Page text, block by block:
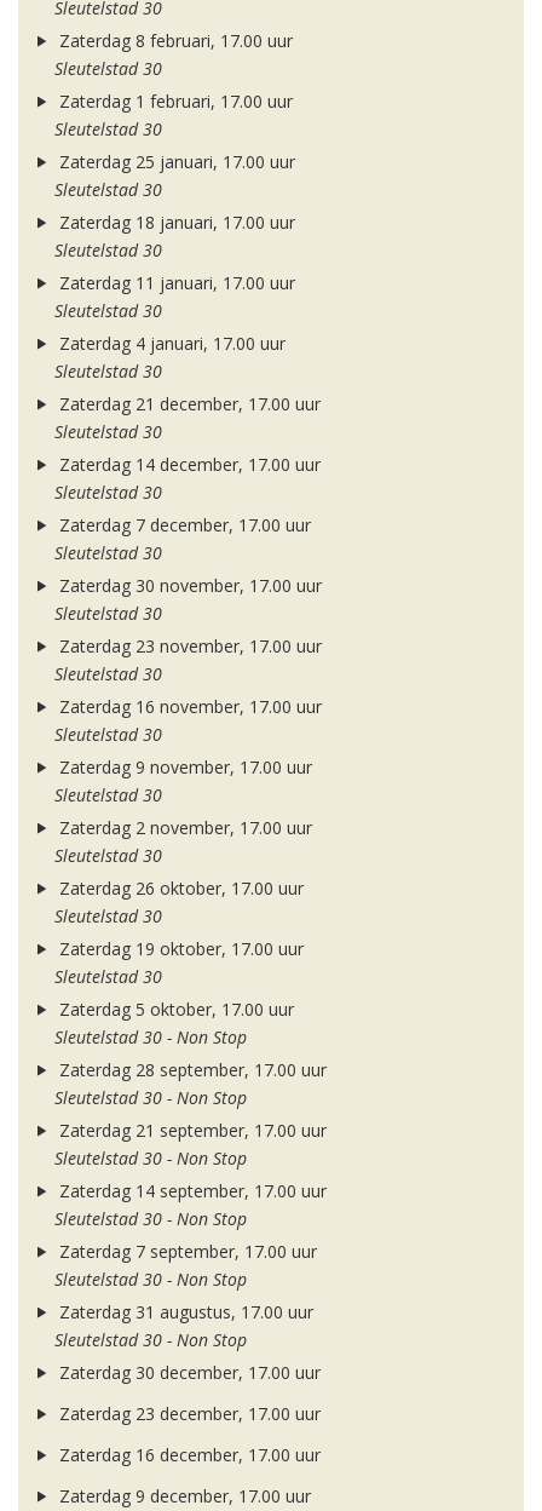
Sleutelstad 30
Zaterdag 8 februari, 17.00 uur
Sleutelstad 30
Zaterdag 1 februari, 17.00 uur
Sleutelstad 30
Zaterdag 25 januari, 17.00 uur
Sleutelstad 30
Zaterdag 18 januari, 17.00 uur
Sleutelstad 30
Zaterdag 11 januari, 17.00 uur
Sleutelstad 30
Zaterdag 4 januari, 17.00 uur
Sleutelstad 30
Zaterdag 21 december, 17.00 uur
Sleutelstad 30
Zaterdag 14 december, 17.00 uur
Sleutelstad 30
Zaterdag 7 december, 17.00 uur
Sleutelstad 30
Zaterdag 30 november, 17.00 uur
Sleutelstad 30
Zaterdag 23 november, 17.00 uur
Sleutelstad 30
Zaterdag 16 november, 17.00 uur
Sleutelstad 30
Zaterdag 9 november, 17.00 uur
Sleutelstad 30
Zaterdag 2 november, 17.00 uur
Sleutelstad 30
Zaterdag 26 oktober, 17.00 uur
Sleutelstad 30
Zaterdag 19 oktober, 17.00 uur
Sleutelstad 30
Zaterdag 5 oktober, 17.00 uur
Sleutelstad 30 - Non Stop
Zaterdag 28 september, 17.00 uur
Sleutelstad 30 - Non Stop
Zaterdag 21 september, 17.00 uur
Sleutelstad 30 - Non Stop
Zaterdag 14 september, 17.00 uur
Sleutelstad 30 - Non Stop
Zaterdag 7 september, 17.00 uur
Sleutelstad 30 - Non Stop
Zaterdag 31 augustus, 17.00 uur
Sleutelstad 30 - Non Stop
Zaterdag 30 december, 17.00 uur
Zaterdag 23 december, 17.00 uur
Zaterdag 16 december, 17.00 uur
Zaterdag 9 december, 17.00 uur